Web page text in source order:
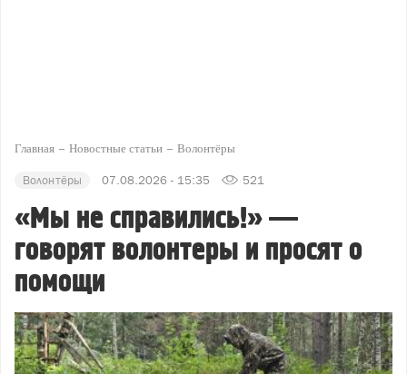
Главная Новостные статьи Волонтёры
Волонтёры 07.08.2026 - 15:35 521
«Мы не справились!» —
говорят волонтеры и просят о
помощи